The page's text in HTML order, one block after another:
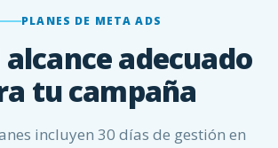
PLANES DE META ADS
alcance adecuado
tu campaña
incluyen 30 días de gestión en